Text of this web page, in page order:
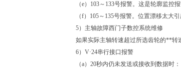
（e）103～133号报警。这是轮廓监控
（f）105～135号报警。位置漂移太大
5）主轴故障西门子数控系统维修
如果实际主轴转速超过所选齿轮的**转
6）V·24串行接口报警
（a）20秒内仍未发送或接收到数据时：